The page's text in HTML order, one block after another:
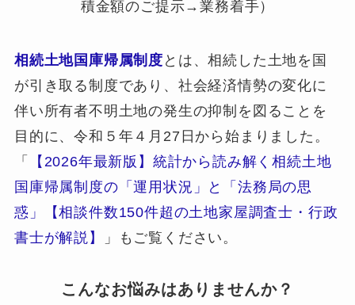
積金額のご提示→業務着手）
相続土地国庫帰属制度 とは、相続した土地を国
が引き取る制度であり、社会経済情勢の変化に
伴い所有者不明土地の発生の抑制を図ることを
目的に、令和５年４月27日から始まりました。
「
【2026年最新版】統計から読み解く相続土地
国庫帰属制度の「運用状況」と「法務局の思
惑」【相談件数150件超の土地家屋調査士・行政
書士が解説】
」もご覧ください。
こんなお悩みはありませんか？